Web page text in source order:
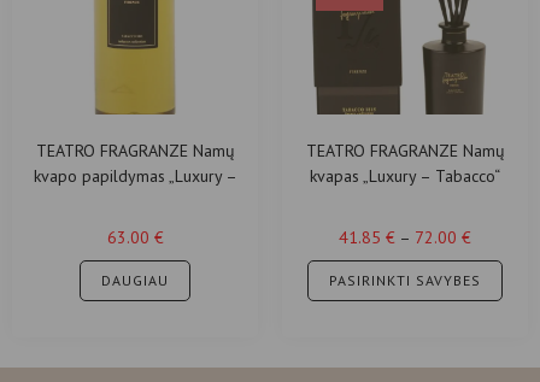
TEATRO FRAGRANZE Namų
kvapo papildymas „Luxury –
63.00 €
DAUGIAU
TEATRO FRAGRANZE Namų
kvapas „Luxury – Tabacco“
41.85 € – 72.00 €
PASIRINKTI SAVYBES